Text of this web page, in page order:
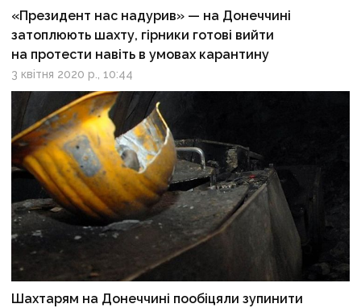
«Президент нас надурив» — на Донеччині
затоплюють шахту, гірники готові вийти
на протести навіть в умовах карантину
3 квітня 2020 р., 10:44
Шахтарям на Донеччині пообіцяли зупинити